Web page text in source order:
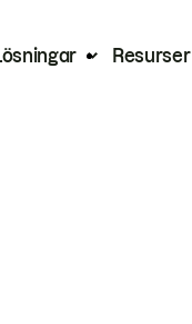
Lösningar Resurser